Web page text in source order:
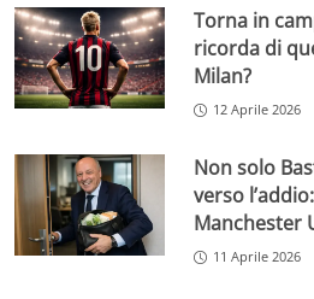
Torna in
ricorda di
Milan?
12 Aprile 2026
Non solo
verso
Manchester
11 Aprile 2026